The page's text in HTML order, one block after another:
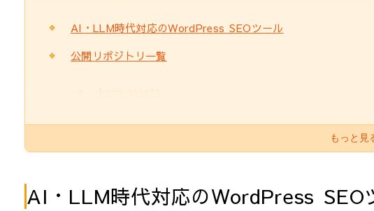
AI・LLM時代対応のWordPress SEOツール
公開リポジトリ一覧
kscp-assets
もっと見
AI・LLM時代対応のWordPress SEO